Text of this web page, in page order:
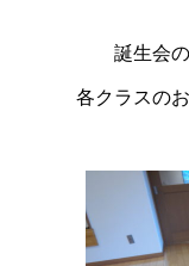
誕生会
各クラスの